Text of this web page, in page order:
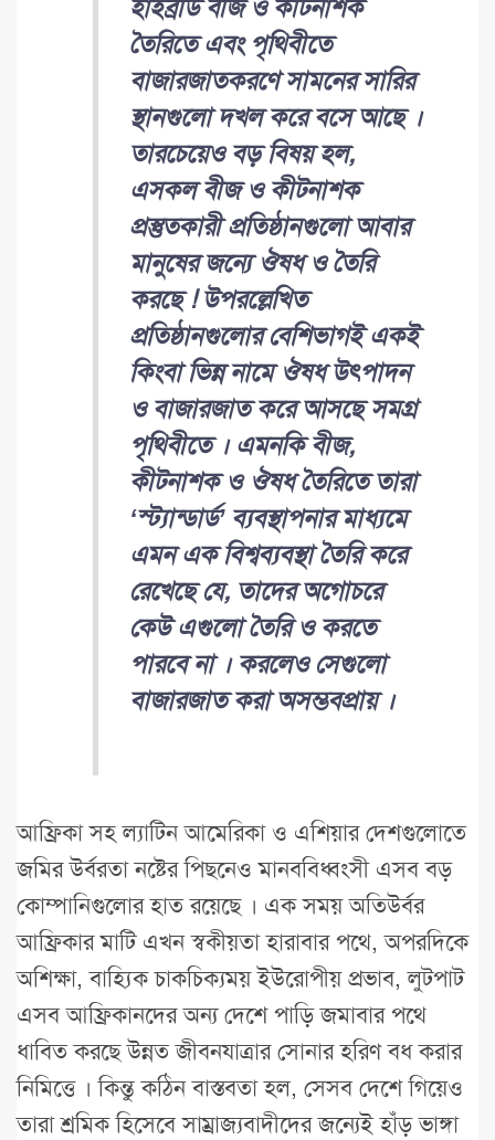
হাইব্রীড বীজ ও কীটনাশক
তৈরিতে এবং পৃথিবীতে
বাজারজাতকরণে সামনের সারির
স্থানগুলো দখল করে বসে আছে ।
তারচেয়েও বড় বিষয় হল,
এসকল বীজ ও কীটনাশক
প্রস্তুতকারী প্রতিষ্ঠানগুলো আবার
মানুষের জন্যে ঔষধ ও তৈরি
করছে ! উপরল্লেখিত
প্রতিষ্ঠানগুলোর বেশিভাগই একই
কিংবা ভিন্ন নামে ঔষধ উৎপাদন
ও বাজারজাত করে আসছে সমগ্র
পৃথিবীতে । এমনকি বীজ,
কীটনাশক ও ঔষধ তৈরিতে তারা
‘স্ট্যান্ডার্ড’ ব্যবস্থাপনার মাধ্যমে
এমন এক বিশ্বব্যবস্থা তৈরি করে
রেখেছে যে, তাদের অগোচরে
কেউ এগুলো তৈরি ও করতে
পারবে না । করলেও সেগুলো
বাজারজাত করা অসম্ভবপ্রায় ।
আফ্রিকা সহ ল্যাটিন আমেরিকা ও এশিয়ার দেশগুলোতে
জমির উর্বরতা নষ্টের পিছনেও মানববিধ্বংসী এসব বড়
কোম্পানিগুলোর হাত রয়েছে । এক সময় অতিউর্বর
আফ্রিকার মাটি এখন স্বকীয়তা হারাবার পথে, অপরদিকে
অশিক্ষা, বাহ্যিক চাকচিক্যময় ইউরোপীয় প্রভাব, লুটপাট
এসব আফ্রিকানদের অন্য দেশে পাড়ি জমাবার পথে
ধাবিত করছে উন্নত জীবনযাত্রার সোনার হরিণ বধ করার
নিমিত্তে । কিন্তু কঠিন বাস্তবতা হল, সেসব দেশে গিয়েও
তারা শ্রমিক হিসেবে সাম্রাজ্যবাদীদের জন্যেই হাঁড় ভাঙ্গা